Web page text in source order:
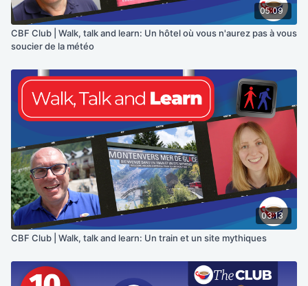
05:09
CBF Club | Walk, talk and learn: Un hôtel où vous n'aurez pas à vous
soucier de la météo
03:13
CBF Club | Walk, talk and learn: Un train et un site mythiques